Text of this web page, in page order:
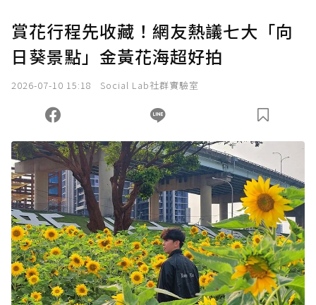
賞花行程先收藏！網友熱議七大「向
日葵景點」金黃花海超好拍
2026-07-10 15:18 Social Lab社群實驗室